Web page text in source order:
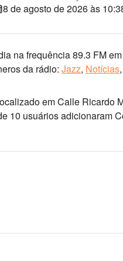
8 de agosto de 2026 às
na frequência 89.3 FMem
da rádio: Jazz, Notícias,
em Calle Ricardo
10 usuários adicionaram